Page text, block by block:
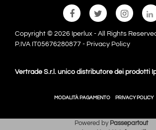
Copyright © 2026 Iperlux - All Rights
P.IVA IT05676280877 - Privacy Policy
Vertrade S.r.l. unico distributore dei prodotti
MODALITÀ PAGAMENTO PRIVACY POLICY
Powered by Passepartout